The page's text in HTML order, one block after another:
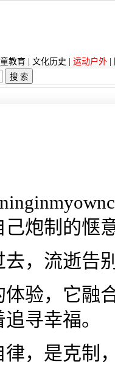
教育 文化历史 运动户外
炮制的惬
，流逝告
验，它融
寻幸福。
，是克制